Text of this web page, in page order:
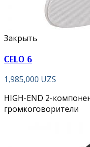
Закрыть
CELO 6
1,985,000 UZS
HIGH-END 2-
громкоговорители